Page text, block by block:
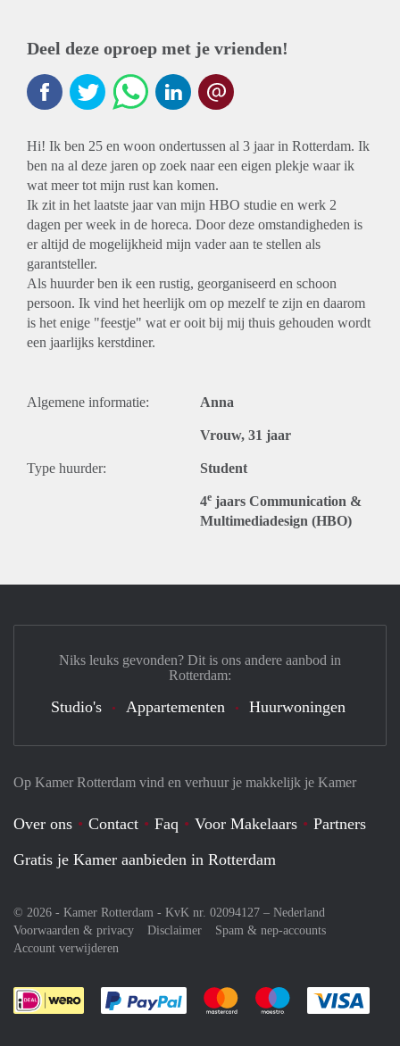
Deel deze oproep met je vrienden!
Hi! Ik ben 25 en woon ondertussen al 3 jaar in Rotterdam. Ik
ben na al deze jaren op zoek naar een eigen plekje waar ik
wat meer tot mijn rust kan komen.
Ik zit in het laatste jaar van mijn HBO studie en werk 2
dagen per week in de horeca. Door deze omstandigheden is
er altijd de mogelijkheid mijn vader aan te stellen als
garantsteller.
Als huurder ben ik een rustig, georganiseerd en schoon
persoon. Ik vind het heerlijk om op mezelf te zijn en daarom
is het enige "feestje" wat er ooit bij mij thuis gehouden wordt
een jaarlijks kerstdiner.
Algemene informatie: Anna
Vrouw, 31 jaar
Type huurder: Student
4e jaars Communication &
Multimediadesign (HBO)
Op Kamer Rotterdam vind en verhuur je makkelijk je Kamer
Over ons Contact Faq Voor Makelaars
Partners
Gratis je Kamer aanbieden in Rotterdam
© 2026 - Kamer Rotterdam - KvK nr. 02094127 – Nederland
Voorwaarden & privacy
Disclaimer
Spam & nep-accounts
Account verwijderen
Je rekent gemakkelijk af met Paypal
Je rekent gemakkelijk af met
Je rekent
Niks leuks gevonden? Dit is ons andere aanbod in
Rotterdam:
Studio's Appartementen Huurwoningen